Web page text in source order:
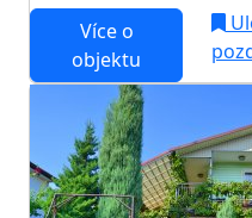
Více o
objektu